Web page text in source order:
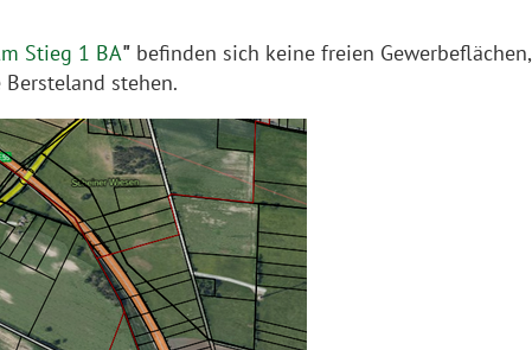
Stieg 1 BA" befinden sich keine freien Gewerbeflächen,
stehen.